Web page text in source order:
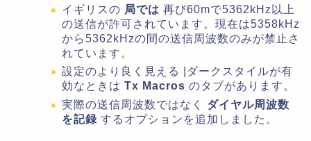
イギリスの 局では 再び60mで5362kHz以上
の送信が許可されています。現在は5358kHz
から5362kHzの間の送信周波数のみが禁止さ
れています。
設定のより良く見える |ダークスタイルが有
効なときは Tx Macros のタブがあります。
実際の送信周波数ではなく ダイヤル周波数
を記録 するオプションを追加しました。